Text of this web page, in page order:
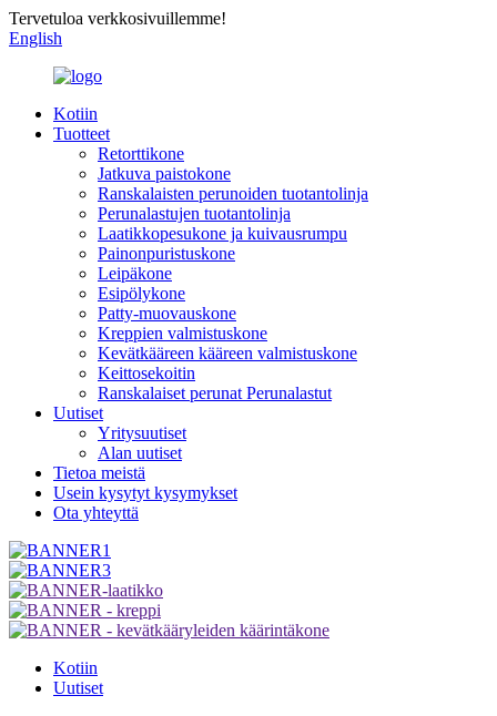
Tervetuloa verkkosivuillemme!
English
Kotiin
Tuotteet
Retorttikone
Jatkuva paistokone
Ranskalaisten perunoiden tuotantolinja
Perunalastujen tuotantolinja
Laatikkopesukone ja kuivausrumpu
Painonpuristuskone
Leipäkone
Esipölykone
Patty-muovauskone
Kreppien valmistuskone
Kevätkääreen kääreen valmistuskone
Keittosekoitin
Ranskalaiset perunat Perunalastut
Uutiset
Yritysuutiset
Alan uutiset
Tietoa meistä
Usein kysytyt kysymykset
Ota yhteyttä
Kotiin
Uutiset